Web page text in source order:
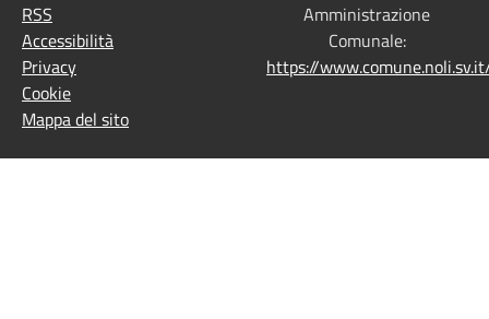
RSS
Accessibilità
Privacy
Cookie
Mappa del sito
Amministrazione
Comunale:
https://